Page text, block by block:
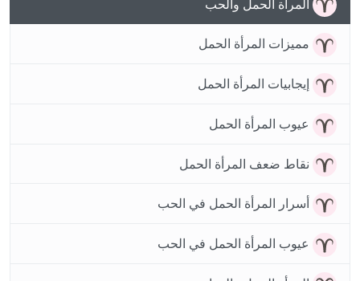
المرأة الحمل والحب
مميزات المرأة الحمل
إيجابيات المرأة الحمل
عيوب المرأة الحمل
نقاط ضعف المرأة الحمل
أسرار المرأة الحمل في الحب
عيوب المرأة الحمل في الحب